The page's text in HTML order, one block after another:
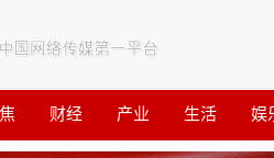
财经 产业 生活 娱